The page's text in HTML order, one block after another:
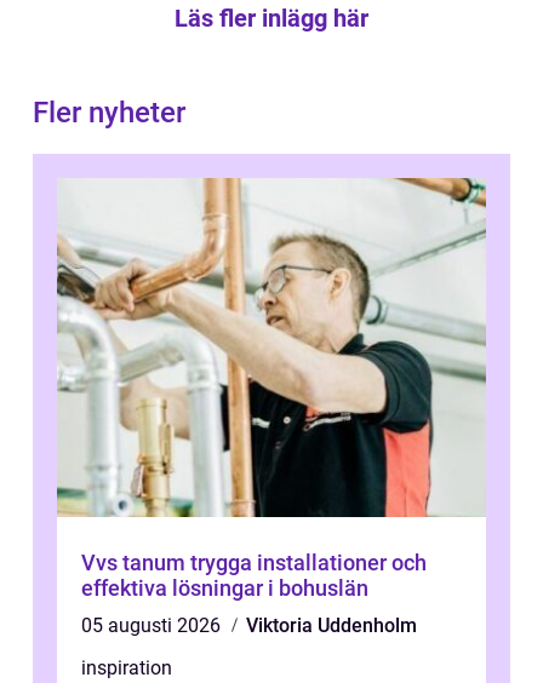
Läs fler inlägg här
Fler nyheter
Vvs tanum trygga installationer och
effektiva lösningar i bohuslän
05 augusti 2026
Viktoria Uddenholm
inspiration